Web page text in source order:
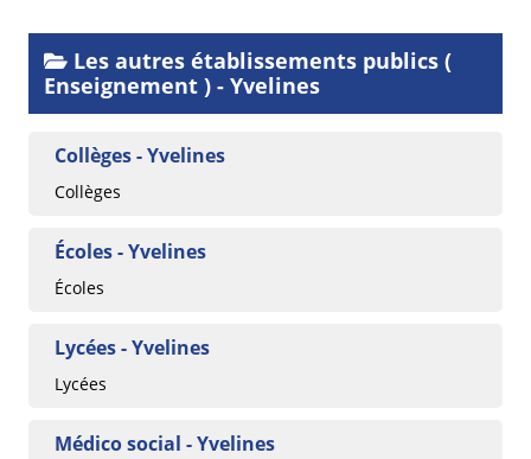
Les autres établissements publics (
Enseignement ) - Yvelines
Collèges - Yvelines
Collèges
Écoles - Yvelines
Écoles
Lycées - Yvelines
Lycées
Médico social - Yvelines